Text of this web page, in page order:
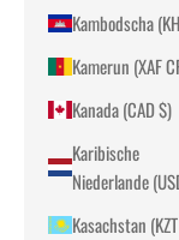
Kanada (CAD $)
Karibische